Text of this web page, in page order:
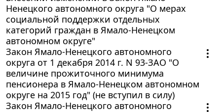
Ненецкого автономного округа "О мерах
социальной поддержки отдельных
категорий граждан в Ямало-Ненецком
автономном округе"
Закон Ямало-Ненецкого автономного
округа от 1 декабря 2014 г. N 93-ЗАО "О
величине прожиточного минимума
пенсионера в Ямало-Ненецком автономном
округе на 2015 год" (не вступил в силу)
Закон Ямало-Ненецкого автономного